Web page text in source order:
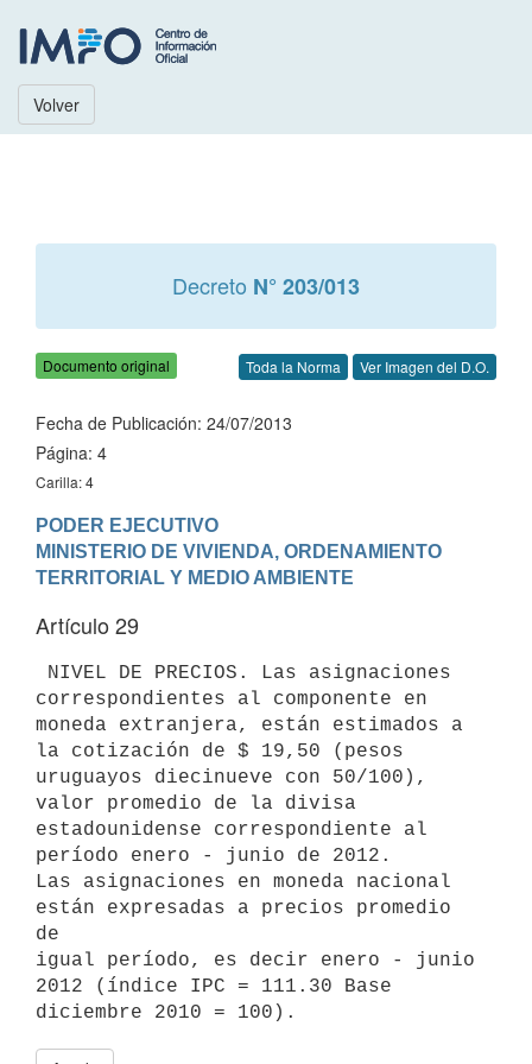
Volver
Decreto N° 203/013
Documento original Toda la Norma Ver Imagen del D.O.
Fecha de Publicación: 24/07/2013
Página: 4
Carilla: 4
PODER EJECUTIVO
MINISTERIO DE VIVIENDA, ORDENAMIENTO
Artículo 29
correspondientes al componente en
moneda extranjera, están estimados a
la cotización de $ 19,50 (pesos
uruguayos diecinueve con 50/100),
valor promedio de la divisa
estadounidense correspondiente al
período enero - junio de 2012.
Las asignaciones en moneda nacional
están expresadas a precios promedio
de
igual período, es decir enero - junio
2012 (índice IPC = 111.30 Base